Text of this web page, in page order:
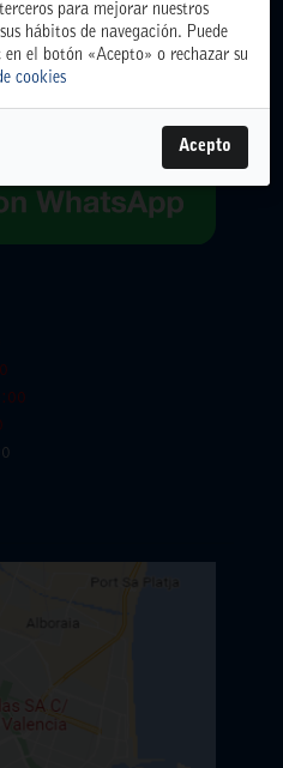
Calle D. nº 6. 46394
para mejorar nuestros
hábitos de navegación. Puede
el botón «Acepto» o rechazar su
cookies
Acepto